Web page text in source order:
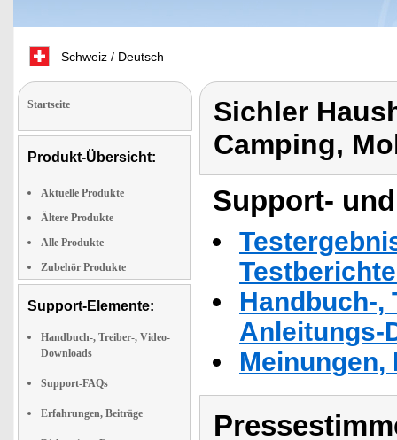
Schweiz / Deutsch
Startseite
Produkt-Übersicht:
Aktuelle Produkte
Ältere Produkte
Alle Produkte
Zubehör Produkte
Support-Elemente:
Handbuch-, Treiber-, Video-
Downloads
Support-FAQs
Erfahrungen, Beiträge
Sichler
Camping,
Support-
Handbuch-,
Anleitungs-